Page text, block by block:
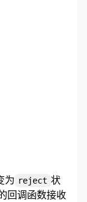
为 reject 状
回调函数接收